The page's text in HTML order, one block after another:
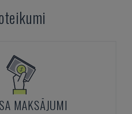
MAKSĀJUMI